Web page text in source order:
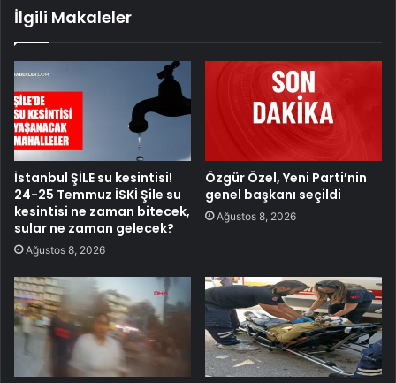
İlgili Makaleler
İstanbul ŞİLE su kesintisi!
24-25 Temmuz İSKİ Şile su
kesintisi ne zaman bitecek,
sular ne zaman gelecek?
Ağustos 8, 2026
Özgür Özel, Yeni Parti’nin
genel başkanı seçildi
Ağustos 8, 2026